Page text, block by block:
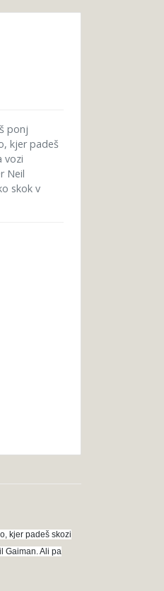
ponj
kjer padeš
vozi
Neil
skok v
kjer padeš skozi
Gaiman. Ali pa